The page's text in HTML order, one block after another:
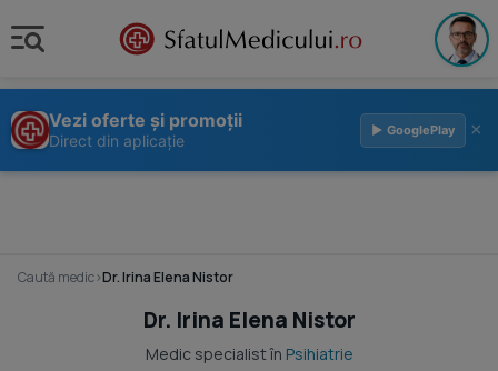
Vezi oferte și promoții
Direct din aplicație
▶ GooglePlay ×
Caută medic›Dr. Irina Elena Nistor
Dr. Irina Elena Nistor
Medic specialist în Psihiatrie